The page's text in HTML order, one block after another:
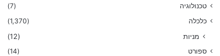
טכנולוגיה
(7)
כלכלה
(1,370)
מניות (12)
ספורט
(14)